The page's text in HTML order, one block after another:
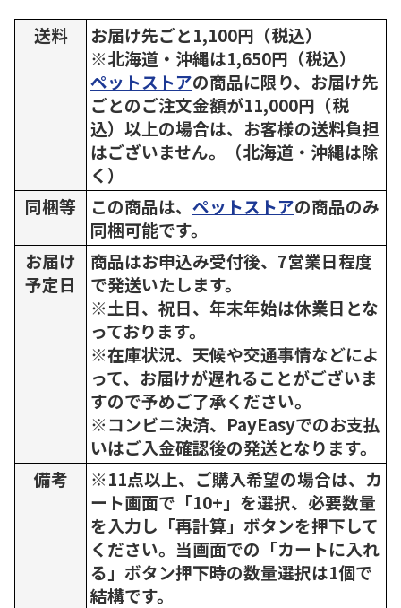
送料
お届け先ごと1,100円（税込）
※北海道・沖縄は1,650円（税込）
ペットストアの商品に限り、お届け先
ごとのご注文金額が11,000円（税
込）以上の場合は、お客様の送料負担
はございません。（北海道・沖縄は除
く）
同梱等
この商品は、 ペットストアの商品のみ
同梱可能です。
お届け
予定日
商品はお申込み受付後、7営業日程度
で発送いたします。
※土日、祝日、年末年始は休業日とな
っております。
※在庫状況、天候や交通事情などによ
って、お届けが遅れることがございま
すので予めご了承ください。
※コンビニ決済、PayEasyでのお支払
いはご入金確認後の発送となります。
備考
※11点以上、ご購入希望の場合は、カ
ート画面で「10+」を選択、必要数量
を入力し「再計算」ボタンを押下して
ください。当画面での「カートに入れ
る」ボタン押下時の数量選択は1個で
結構です。